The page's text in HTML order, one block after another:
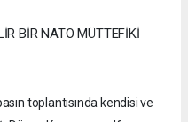
BİR NATO MÜTTEFİKİ
toplantısında kendisi ve